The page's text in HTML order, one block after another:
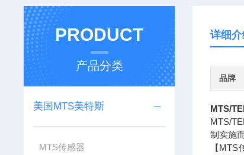
PRODUCT
产品分类
美国MTS美特斯
MTS传感器
详细
品牌
MTS/
MTS/
制实施
【